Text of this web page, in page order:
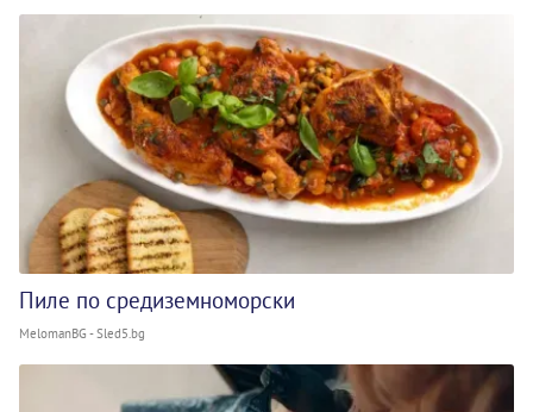
Пиле по средиземноморски
MelomanBG - Sled5.bg